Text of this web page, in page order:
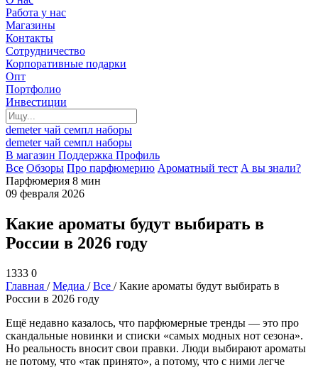
Работа у нас
Магазины
Контакты
Сотрудничество
Корпоративные подарки
Опт
Портфолио
Инвестиции
demeterчай семпл наборы
demeterчай семпл наборы
В магазин Поддержка Профиль
Все Обзоры Про парфюмерию Ароматный тест А вы знали?
Парфюмерия 8 мин
09 февраля 2026
Какие ароматы будут выбирать в
России в 2026 году
1333 0
Главная /Медиа /Все /Какие ароматы будут выбирать в
России в 2026 году
Ещё недавно казалось, что парфюмерные тренды — это про
скандальные новинки и списки «самых модных нот сезона».
Но реальность вносит свои правки. Люди выбирают ароматы
не потому, что «так принято», а потому, что с ними легче